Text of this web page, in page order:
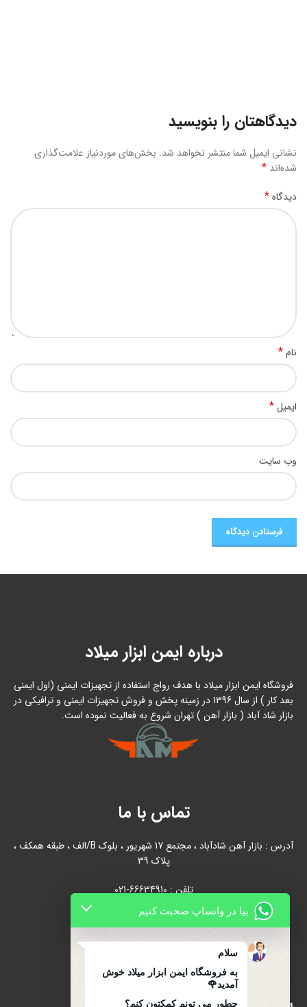
دیدگاهتان را بنویسید
نشانی ایمیل شما منتشر نخواهد شد. بخش‌های موردنیاز علامت‌گذاری
شده‌اند *
دیدگاه*
نام*
ایمیل*
وب‌ سایت
درباره ایمن ابزار میلاد
فروشگاه ایمن ابزار میلاد با هدف رواج استفاده از تجهیزات ایمنی (اول ایمنی
بعد کار ) از سال 1396 در زمینه پخش و فروش تجهیزات ایمنی و ترافیکی در
بازار شاد آباد ( بازار آهن ) تهران شروع به فعالیت نموده است.
تماس با ما
آدرس : بازار آهن شادآباد ، مجتمع 17 شهریور ، بلوک B/الف ، طبقه همکف ،
پلاک 39
تلفن : 66634910-021
021-66631684
بیا در واتساپ صحبت کنیم
سلام
به فروشگاه ایمن ابزار میلاد خوش
آمدید🌹
چطور می تونم کمکتون کنم؟